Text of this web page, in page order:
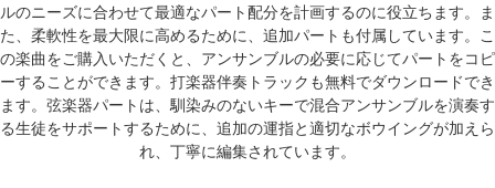
ルのニーズに合わせて最適なパート配分を計画するのに役立ちます。ま
た、柔軟性を最大限に高めるために、追加パートも付属しています。こ
の楽曲をご購入いただくと、アンサンブルの必要に応じてパートをコピ
ーすることができます。打楽器伴奏トラックも無料でダウンロードでき
ます。弦楽器パートは、馴染みのないキーで混合アンサンブルを演奏す
る生徒をサポートするために、追加の運指と適切なボウイングが加えら
れ、丁寧に編集されています。